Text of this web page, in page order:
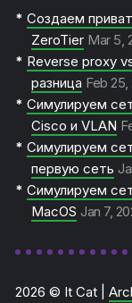
Создаем
ZeroTier Mar 5,
Reverse proxy
разница Feb 25,
Симулируем
Cisco и VLAN
Симулируем
первую сеть
Симулируем
MacOS Jan 7,
2026 © It Cat |